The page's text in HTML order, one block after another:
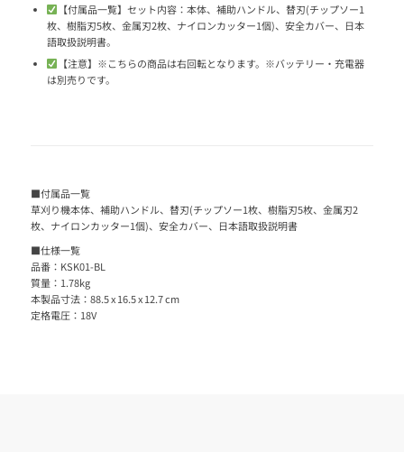
【付属品一覧】セット内容：本体、補助ハンドル、替刃(チップソー1
枚、樹脂刃5枚、金属刃2枚、ナイロンカッター1個)、安全カバー、日本
語取扱説明書。
【注意】※こちらの商品は右回転となります。※バッテリー・充電器
は別売りです。
■付属品一覧
草刈り機本体、補助ハンドル、替刃(チップソー1枚、樹脂刃5枚、金属刃2
枚、ナイロンカッター1個)、安全カバー、日本語取扱説明書
■仕様一覧
品番：KSK01-BL
質量：1.78kg
本製品寸法：‎88.5 x 16.5 x 12.7 cm
定格電圧：18V